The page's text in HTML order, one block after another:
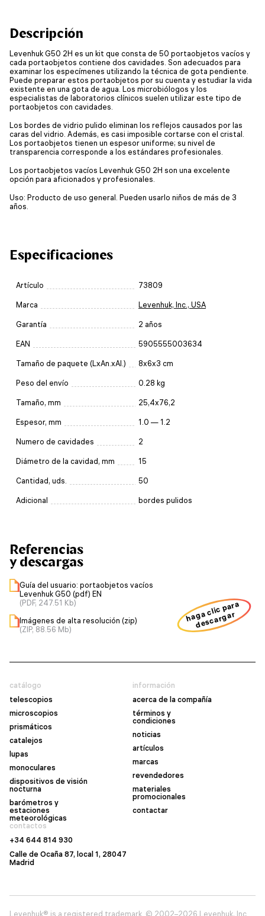
Descripción
Levenhuk G50 2H es un kit que consta de 50 portaobjetos vacíos y
cada portaobjetos contiene dos cavidades. Son adecuados para
examinar los especímenes utilizando la técnica de gota pendiente.
Puede preparar estos portaobjetos por su cuenta y estudiar la vida
existente en una gota de agua. Los microbiólogos y los
especialistas de laboratorios clínicos suelen utilizar este tipo de
portaobjetos con cavidades.
Los bordes de vidrio pulido eliminan los reflejos causados por las
caras del vidrio. Además, es casi imposible cortarse con el cristal.
Los portaobjetos tienen un espesor uniforme; su nivel de
transparencia corresponde a los estándares profesionales.
Los portaobjetos vacíos Levenhuk G50 2H son una excelente
opción para aficionados y profesionales.
Uso: Producto de uso general. Pueden usarlo niños de más de 3
años.
Especificaciones
Artículo 73809
Marca Levenhuk, Inc., USA
Garantía 2 años
EAN 5905555003634
Tamaño de paquete (LxAn.xAl.) 8x6x3 cm
Peso del envío 0.28 kg
Tamaño, mm 25,4x76,2
Espesor, mm 1.0 — 1.2
Numero de cavidades 2
Diámetro de la cavidad, mm 15
Cantidad, uds. 50
Adicional bordes pulidos
Referencias
y descargas
Guía del usuario: portaobjetos vacíos
Levenhuk G50 (pdf) EN
(PDF, 247.51 Kb)
Imágenes de alta resolución (zip)
(ZIP, 88.56 Mb)
haga clic para
descargar
catálogo
telescopios
microscopios
prismáticos
catalejos
lupas
monoculares
dispositivos de visión
nocturna
barómetros y
estaciones
meteorológicas
información
acerca de la compañía
términos y
condiciones
noticias
artículos
marcas
revendedores
materiales
promocionales
contactar
contactos
+34 644 814 930
Calle de Ocaña 87, local 1, 28047
Madrid
Levenhuk® is a registered trademark. © 2002–2026 Levenhuk, Inc.